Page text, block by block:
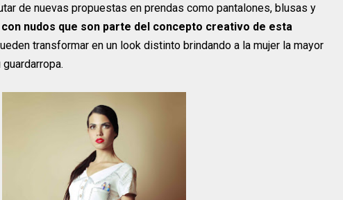
de nuevas propuestas en prendas como pantalones, blusas y
nudos que son parte del concepto creativo de esta
transformar en un look distinto brindando a la mujer la mayor